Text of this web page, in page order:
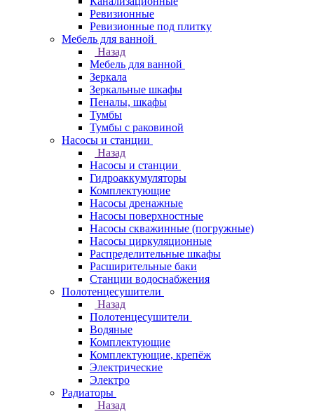
Ревизионные
Ревизионные под плитку
Мебель для ванной
Назад
Мебель для ванной
Зеркала
Зеркальные шкафы
Пеналы, шкафы
Тумбы
Тумбы с раковиной
Насосы и станции
Назад
Насосы и станции
Гидроаккумуляторы
Комплектующие
Насосы дренажные
Насосы поверхностные
Насосы скважинные (погружные)
Насосы циркуляционные
Распределительные шкафы
Расширительные баки
Станции водоснабжения
Полотенцесушители
Назад
Полотенцесушители
Водяные
Комплектующие
Комплектующие, крепёж
Электрические
Электро
Радиаторы
Назад